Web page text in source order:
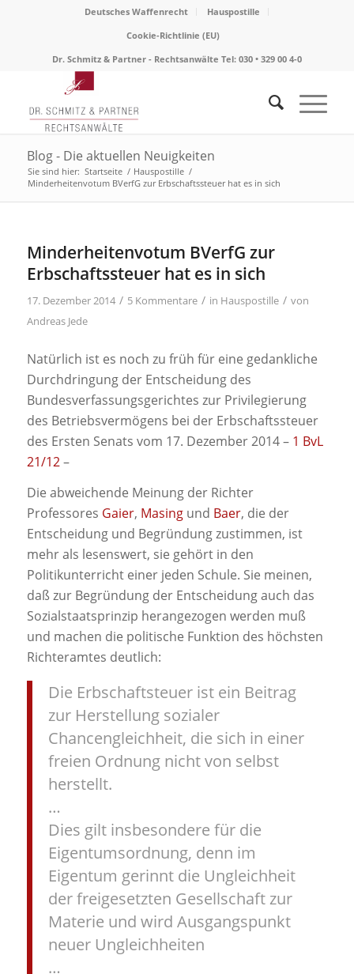
Deutsches Waffenrecht
Hauspostille
Cookie-Richtlinie (EU)
Dr. Schmitz & Partner - Rechtsanwälte Tel: 030 • 329 00 4-0
Blog - Die aktuellen Neuigkeiten
Sie sind hier: Startseite / Hauspostille /
Minderheitenvotum BVerfG zur Erbschaftssteuer hat es in sich
Minderheitenvotum BVerfG zur
Erbschaftssteuer hat es in sich
17. Dezember 2014 / 5 Kommentare / in Hauspostille / von
Andreas Jede
Natürlich ist es noch zu früh für eine gedankliche
Durchdringung der Entscheidung des
Bundesverfassungsgerichtes zur Privilegierung
des Betriebsvermögens bei der Erbschaftssteuer
des Ersten Senats vom 17. Dezember 2014 – 1 BvL
21/12–
Die abweichende Meinung der Richter
Professores Gaier, Masingund Baer, die der
Entscheidung und Begründung zustimmen, ist
mehr als lesenswert, sie gehört in den
Politikunterricht einer jeden Schule. Sie meinen,
daß zur Begründung der Entscheidung auch das
Sozialstaatsprinzip herangezogen werden muß
und machen die politische Funktion des höchsten
Richteramtes deutlich:
Die Erbschaftsteuer ist ein Beitrag
zur Herstellung sozialer
Chancengleichheit, die sich in einer
freien Ordnung nicht von selbst
herstellt.
…
Dies gilt insbesondere für die
Eigentumsordnung, denn im
Eigentum gerinnt die Ungleichheit
der freigesetzten Gesellschaft zur
Materie und wird Ausgangspunkt
neuer Ungleichheiten
…